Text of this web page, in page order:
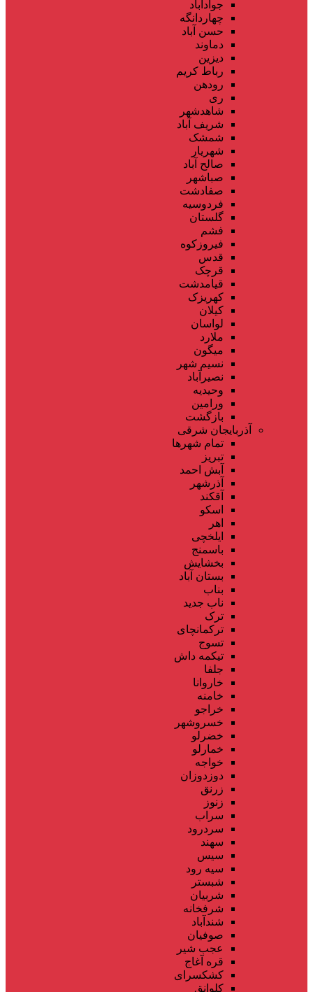
جوادآباد
چهاردانگه
حسن آباد
دماوند
دیزین
رباط کریم
رودهن
ری
شاهدشهر
شریف آباد
شمشک
شهریار
صالح آباد
صباشهر
صفادشت
فردوسیه
گلستان
فشم
فیروزکوه
قدس
قرچک
قیامدشت
کهریزک
کیلان
لواسان
ملارد
میگون
نسیم شهر
نصیرآباد
وحیدیه
ورامین
بازگشت
آذربایجان شرقی
تمام شهر‌ها
تبریز
آبش احمد
آذرشهر
آقکند
اسکو
اهر
ایلخچی
باسمنج
بخشایش
بستان آباد
بناب
ناب جدید
ترک
ترکمانچای
تسوج
تیکمه داش
جلفا
خاروانا
خامنه
خراجو
خسروشهر
خضرلو
خمارلو
خواجه
دوزدوزان
زرنق
زنوز
سراب
سردرود
سهند
سیس
سیه رود
شبستر
شربیان
شرفخانه
شندآباد
صوفیان
عجب شیر
قره آغاج
کشکسرای
کلوانق